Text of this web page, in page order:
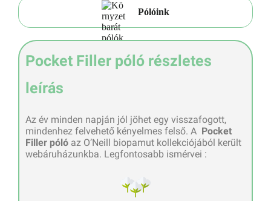
Pólóink
Pocket Filler póló részletes
leírás
Az év minden napján jól jöhet egy visszafogott,
mindenhez felvehető kényelmes felső. A Pocket
Filler póló az O’Neill biopamut kollekciójából került
webáruházunkba. Legfontosabb ismérvei :